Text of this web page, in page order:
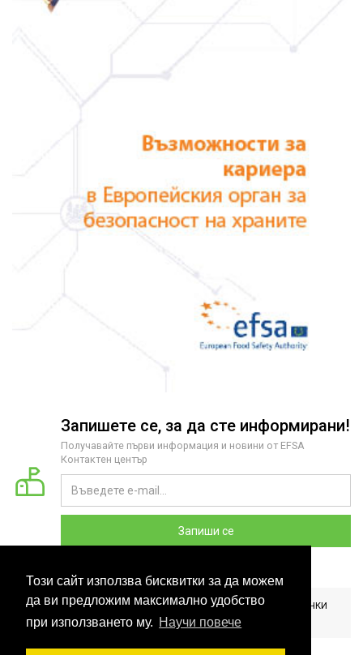
Този сайт използва бисквитки за да можем
да ви предложим максимално удобство
при използването му. Научи повече
Запишете се, за да сте информирани!
Получавайте първи информация и новини от EFSA
Контактен център
Запиши се
2026 COPYRIGHT © EFSA КОНТАКТЕН ЦЕНТЪР БЪЛГАРИЯ. ВСИЧКИ
ПРАВА ЗАПАЗЕНИ. РАЗРАБОТЕНО ОТ